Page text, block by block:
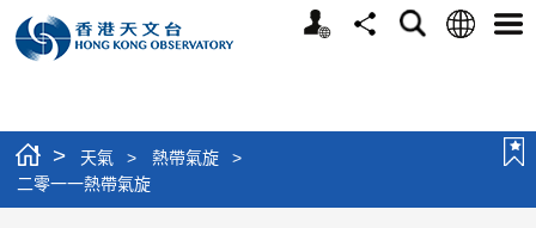
個
分
搜
語
選
> 天氣 > 熱帶氣旋
>
二零一一熱帶氣旋